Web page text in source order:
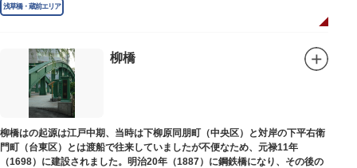
浅草橋・蔵前エリア
柳橋
柳橋はの起源は江戸中期、当時は下柳原同朋町（中央区）と対岸の下平右衛
門町（台東区）とは渡船で往来していましたが不便なため、元禄11年
（1698）に建設されました。明治20年（1887）に鋼鉄橋になり、その後の